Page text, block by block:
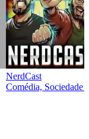
NerdCast
Comédia, Sociedade